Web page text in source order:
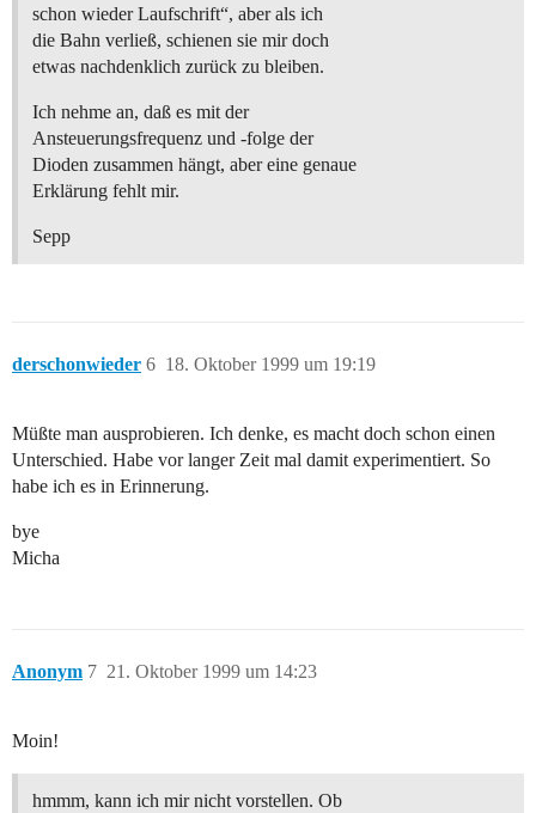
schon wieder Laufschrift“, aber als ich
die Bahn verließ, schienen sie mir doch
etwas nachdenklich zurück zu bleiben.
Ich nehme an, daß es mit der
Ansteuerungsfrequenz und -folge der
Dioden zusammen hängt, aber eine genaue
Erklärung fehlt mir.
Sepp
derschonwieder 18. Oktober 1999 um 19:19
6
Müßte man ausprobieren. Ich denke, es macht doch schon einen
Unterschied. Habe vor langer Zeit mal damit experimentiert. So
habe ich es in Erinnerung.
bye
Micha
Anonym 21. Oktober 1999 um 14:23
7
Moin!
hmmm, kann ich mir nicht vorstellen. Ob